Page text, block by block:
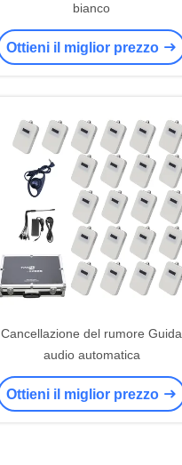
bianco
Ottieni il miglior prezzo
Cancellazione del rumore Guida
audio automatica
Ottieni il miglior prezzo